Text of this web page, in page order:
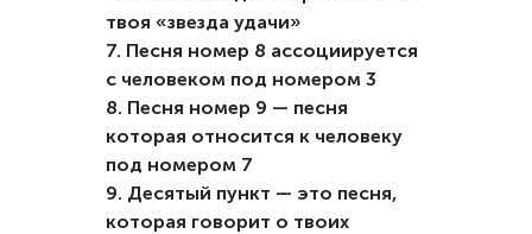
твоя «звезда удачи»
7. Песня номер 8 ассоциируется
с человеком под номером 3
8. Песня номер 9 — песня
которая относится к человеку
под номером 7
9. Десятый пункт — это песня,
которая говорит о твоих